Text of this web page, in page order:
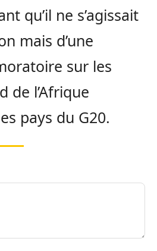
qu’il ne s’agissait
mais d’une
sur les
de l’Afrique
pays du G20.